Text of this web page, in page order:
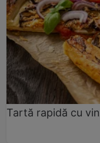
Tartă rapidă cu